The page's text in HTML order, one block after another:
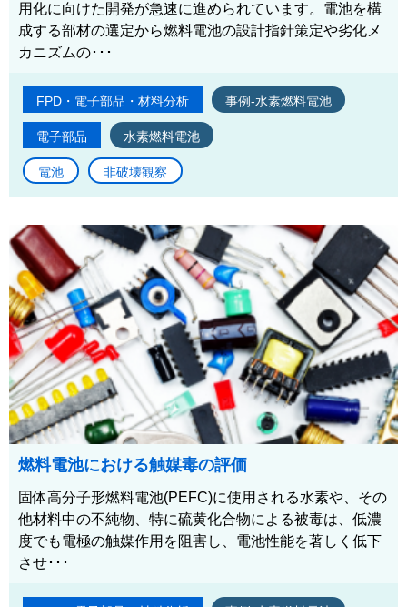
用化に向けた開発が急速に進められています。電池を構
成する部材の選定から燃料電池の設計指針策定や劣化メ
カニズムの･･･
FPD・電子部品・材料分析 事例-水素燃料電池
電子部品 水素燃料電池
電池 非破壊観察
燃料電池における触媒毒の評価
固体高分子形燃料電池(PEFC)に使用される水素や、その
他材料中の不純物、特に硫黄化合物による被毒は、低濃
度でも電極の触媒作用を阻害し、電池性能を著しく低下
させ･･･